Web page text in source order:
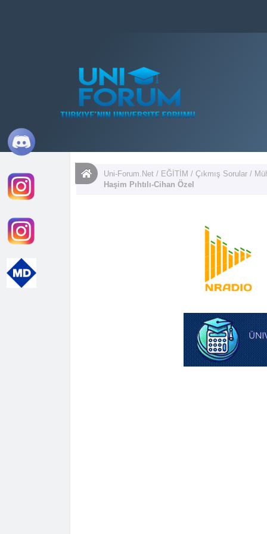
Uni-Forum.Net/ EĞİTİM / Çıkmış Sorular/
Haşim Pıhtılı-Cihan Özel